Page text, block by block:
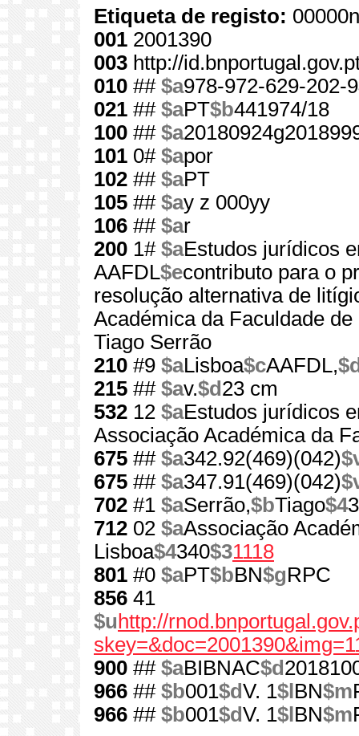
Etiqueta de registo:
001 2001390
003 http://
010 ## $a978-972-629-202-9
021 ## $aPT$b441974/18
100 ## $a
101 0# $apor
102 ## $aPT
105 ## $ay z 000yy
106 ## $ar
200 1# $aEstudos jurídicos
AAFDL$econtributo para o
resolução alternativa de
Académica da Faculdade
Tiago Serrão
210 #9 $aLisboa$cAAFDL,
215 ## $av.$d 23 cm
532 12 $aEstudos jurídicos
Associação Académica da
675 ## $a342.92(469)(042)
675 ## $a347.91(469)(042)
702 #1 $aSerrão,$bTiago$4
712 02 $aAssociação
Lisboa$4340$31118
801 #0 $aPT$bBN$gRPC
856 41
$u http://
900 ## $aBIBNAC$d
966 ## $b001$dV. 1$l BN$m
966 ## $b001$dV. 1$l BN$m